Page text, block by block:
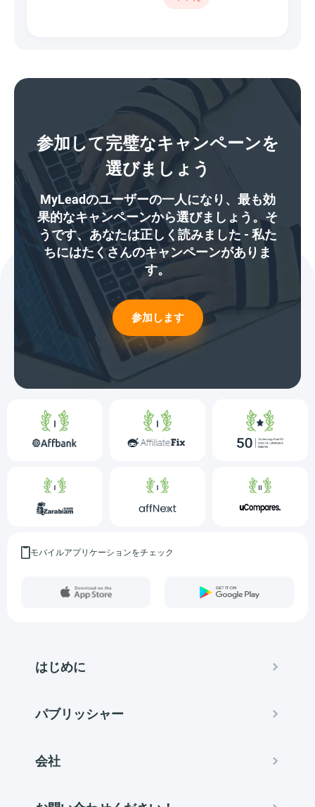
参加して完璧なキャンペーンを
選びましょう
MyLeadのユーザーの一人になり、最も効
果的なキャンペーンから選びましょう。そ
うです、あなたは正しく読みました - 私た
ちにはたくさんのキャンペーンがありま
す。
参加します
モバイルアプリケーションをチェック
はじめに
パブリッシャー
会社